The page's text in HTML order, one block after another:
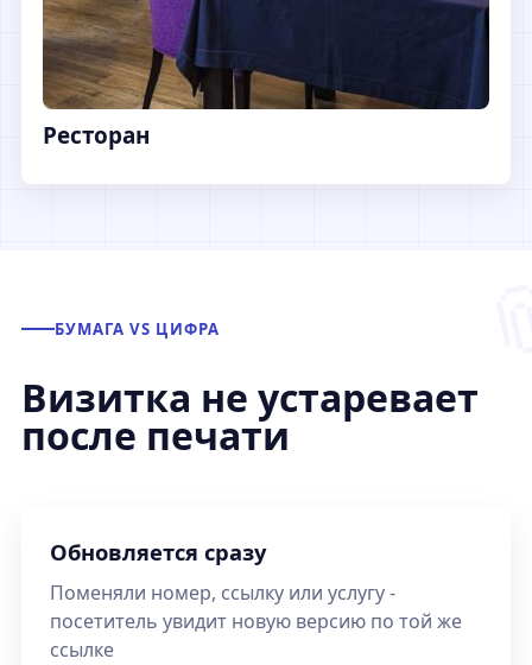
Ресторан
БУМАГА VS ЦИФРА
Визитка не устаревает
после печати
Обновляется сразу
Поменяли номер, ссылку или услугу -
посетитель увидит новую версию по той же
ссылке